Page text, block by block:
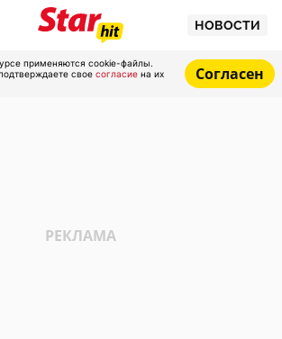
НОВОСТИ
применяются cookie-файлы.
свое согласие на их
Согласен